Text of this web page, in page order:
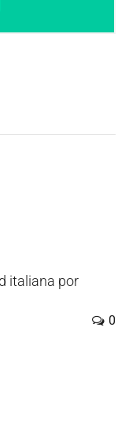
italiana por
0